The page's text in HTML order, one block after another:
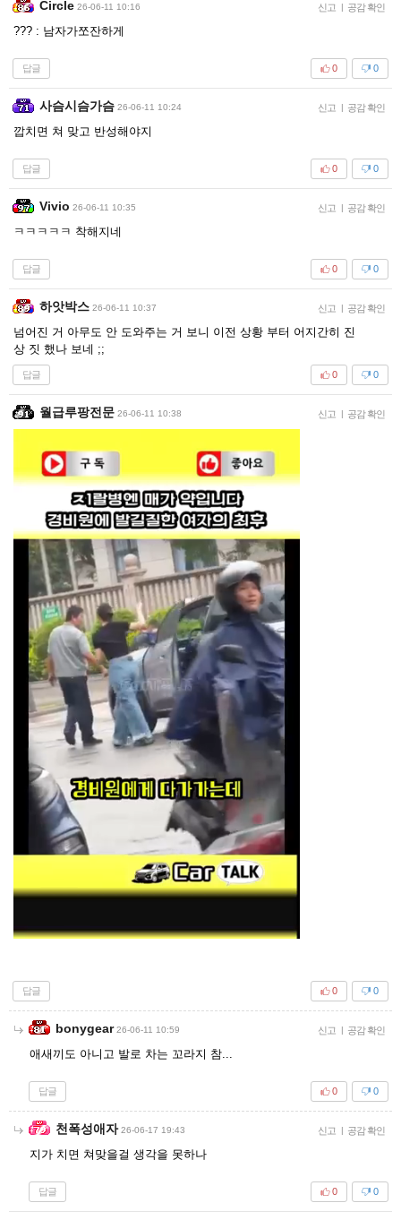
Circle 26-06-11 10:16 신고 | 공감 확인
??? : 남자가쪼잔하게
답글 0
0
사슴시슴가슴 26-06-11 10:24 신고 | 공감 확인
깝치면 쳐 맞고 반성해야지
답글 0
0
Vivio 26-06-11 10:35 신고 | 공감 확인
ㅋㅋㅋㅋㅋ 착해지네
답글 0
0
하앗박스 26-06-11 10:37 신고 | 공감 확인
넘어진 거 아무도 안 도와주는 거 보니 이전 상황 부터 어지간히 진
상 짓 했나 보네 ;;
답글 0
0
월급루팡전문 26-06-11 10:38 신고 | 공감 확인
답글 0
0
bonygear 26-06-11 10:59 신고 | 공감 확인
애새끼도 아니고 발로 차는 꼬라지 참...
답글 0
0
천폭성애자 26-06-17 19:43 신고 | 공감 확인
지가 치면 쳐맞을걸 생각을 못하나
답글 0
0